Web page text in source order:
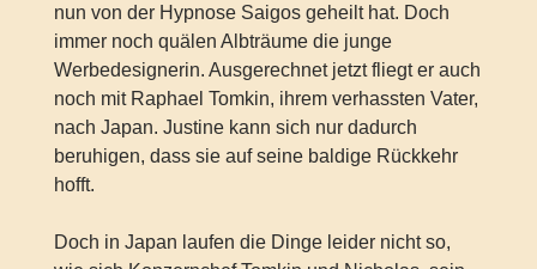
nun von der Hypnose Saigos geheilt hat. Doch
immer noch quälen Albträume die junge
Werbedesignerin. Ausgerechnet jetzt fliegt er auch
noch mit Raphael Tomkin, ihrem verhassten Vater,
nach Japan. Justine kann sich nur dadurch
beruhigen, dass sie auf seine baldige Rückkehr
hofft.
Doch in Japan laufen die Dinge leider nicht so,